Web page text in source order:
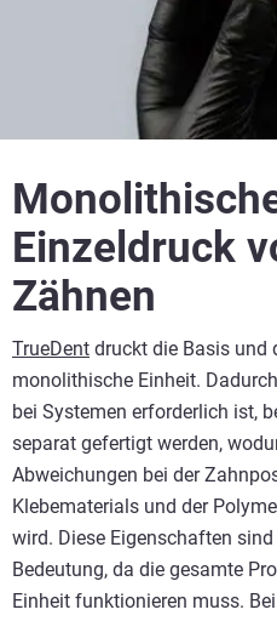
Einzeldruck
Zähnen
TrueDent druckt die Basis und
monolithische Einheit.
bei Systemen erforderlich ist,
separat gefertigt werden,
Abweichungen bei der
Klebematerials und der
wird. Diese Eigenschaften
Bedeutung, da die gesamte
Einheit funktionieren muss.